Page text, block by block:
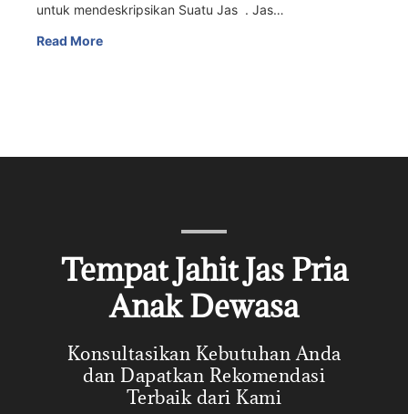
untuk mendeskripsikan Suatu Jas . Jas…
Read More
Tempat Jahit Jas Pria
Anak Dewasa
Konsultasikan Kebutuhan Anda
dan Dapatkan Rekomendasi
Terbaik dari Kami